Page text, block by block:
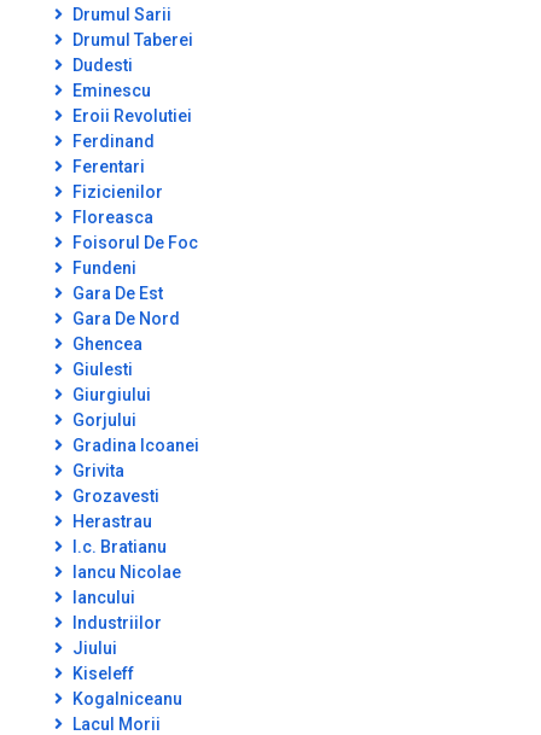
Drumul Sarii
Drumul Taberei
Dudesti
Eminescu
Eroii Revolutiei
Ferdinand
Ferentari
Fizicienilor
Floreasca
Foisorul De Foc
Fundeni
Gara De Est
Gara De Nord
Ghencea
Giulesti
Giurgiului
Gorjului
Gradina Icoanei
Grivita
Grozavesti
Herastrau
I.c. Bratianu
Iancu Nicolae
Iancului
Industriilor
Jiului
Kiseleff
Kogalniceanu
Lacul Morii